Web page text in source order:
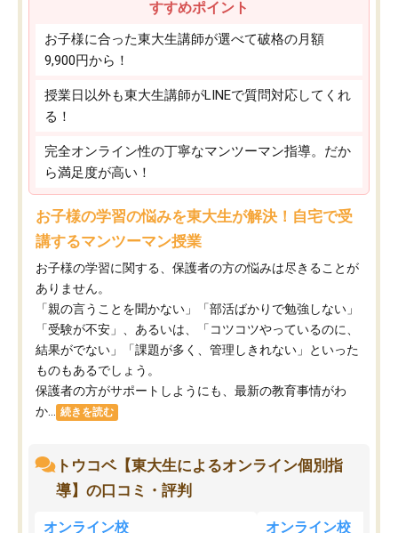
すすめポイント
お子様に合った東大生講師が選べて破格の月額
9,900円から！
授業日以外も東大生講師がLINEで質問対応してくれ
る！
完全オンライン性の丁寧なマンツーマン指導。だか
ら満足度が高い！
お子様の学習の悩みを東大生が解決！自宅で受
講するマンツーマン授業
お子様の学習に関する、保護者の方の悩みは尽きることが
ありません。
「親の言うことを聞かない」「部活ばかりで勉強しない」
「受験が不安」、あるいは、「コツコツやっているのに、
結果がでない」「課題が多く、管理しきれない」といった
ものもあるでしょう。
保護者の方がサポートしようにも、最新の教育事情がわ
か...
続きを読む
トウコベ【東大生によるオンライン個別指
導】の口コミ・評判
オンライン校 オンライン校